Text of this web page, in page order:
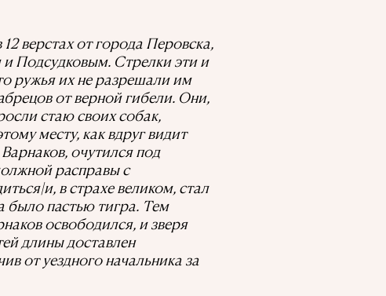
верстах от города Перовска,
Подсудковым. Стрелки эти и
ружья их не разрешали им
от верной гибели. Они,
стаю своих собак,
месту, как вдруг видит
очутился под
расправы с
в страхе великом, стал
было пастью тигра. Тем
освободился, и зверя
длины доставлен
от уездного начальника за